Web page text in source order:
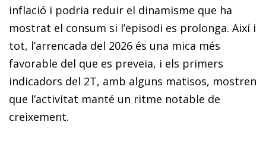
inflació i podria reduir el dinamisme que ha
mostrat el consum si l’episodi es prolonga. Així i
tot, l’arrencada del 2026 és una mica més
favorable del que es preveia, i els primers
indicadors del 2T, amb alguns matisos, mostren
que l’activitat manté un ritme notable de
creixement.